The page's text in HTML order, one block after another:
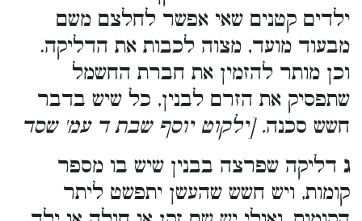
ילדים קטנים שאי אפשר לחלצם משם
מבעוד מועד, מצוה לכבות את הדליקה.
וכן מותר להזמין את חברת החשמל
שתפסיק את הזרם לבנין, כל שיש בדבר
חשש סכנה. [ילקוט יוסף שבת ד עמ' שסד
ג דליקה שפרצה בבנין שיש בו מספר
קומות, ויש חשש שהעשן יתפשט ליתר